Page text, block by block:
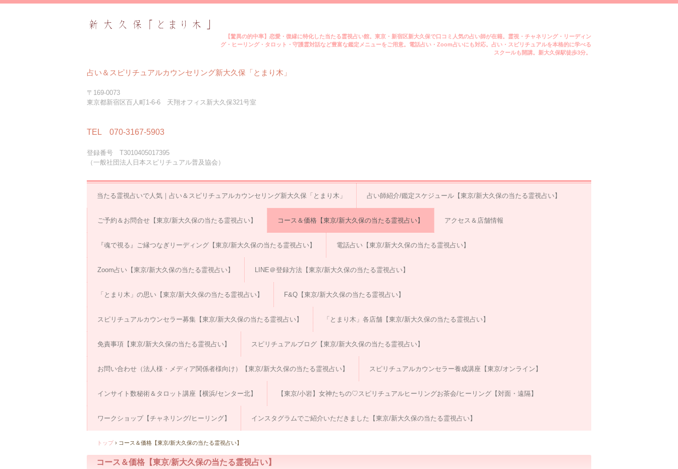
【驚異の的中率】恋愛・復縁に特化した当たる霊視占い館。東京・新宿区新大久保で口コミ人気の占い師が在籍。霊視・チャネリング・リーディン
グ・ヒーリング・タロット・守護霊対話など豊富な鑑定メニューをご用意。電話占い・Zoom占いにも対応。占い・スピリチュアルを本格的に学べる
スクールも開講。新大久保駅徒歩3分。
占い＆スピリチュアルカウンセリング新大久保「とまり木」
〒169-0073
東京都新宿区百人町1-6-6 天翔オフィス新大久保321号室
TEL 070-3167-5903
登録番号 T3010405017395
（一般社団法人日本スピリチュアル普及協会）
当たる霊視占いで人気｜占い＆スピリチュアルカウンセリング新大久保「とまり木」 占い師紹介/鑑定スケジュール【東京/新大久保の当たる霊視占い】
ご予約＆お問合せ【東京/新大久保の当たる霊視占い】 コース＆価格【東京/新大久保の当たる霊視占い】 アクセス＆店舗情報
『魂で視る』ご縁つなぎリーディング【東京/新大久保の当たる霊視占い】 電話占い【東京/新大久保の当たる霊視占い】
Zoom占い【東京/新大久保の当たる霊視占い】 LINE＠登録方法【東京/新大久保の当たる霊視占い】
「とまり木」の思い【東京/新大久保の当たる霊視占い】 F&Q【東京/新大久保の当たる霊視占い】
スピリチュアルカウンセラー募集【東京/新大久保の当たる霊視占い】 「とまり木」各店舗【東京/新大久保の当たる霊視占い】
免責事項【東京/新大久保の当たる霊視占い】 スピリチュアルブログ【東京/新大久保の当たる霊視占い】
お問い合わせ（法人様・メディア関係者様向け）【東京/新大久保の当たる霊視占い】 スピリチュアルカウンセラー養成講座【東京/オンライン】
インサイト数秘術＆タロット講座【横浜/センター北】 【東京/小岩】女神たちの♡スピリチュアルヒーリングお茶会/ヒーリング【対面・遠隔】
ワークショップ【チャネリング/ヒーリング】 インスタグラムでご紹介いただきました【東京/新大久保の当たる霊視占い】
トップ › コース＆価格【東京/新大久保の当たる霊視占い】
コース＆価格【東京/新大久保の当たる霊視占い】